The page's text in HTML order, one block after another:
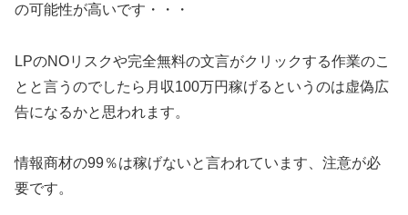
の可能性が高いです・・・
LPのNOリスクや完全無料の文言がクリックする作業のこ
とと言うのでしたら月収100万円稼げるというのは虚偽広
告になるかと思われます。
情報商材の99％は稼げないと言われています、注意が必
要です。